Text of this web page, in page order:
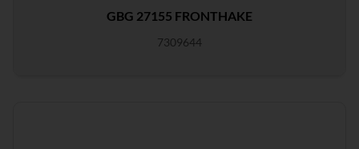
GBG 27155 FRONTHAKE
7309644